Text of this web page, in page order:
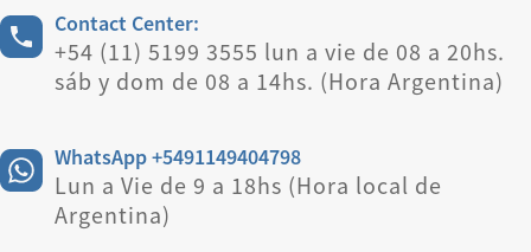
Contact Center:
+54 (11) 5199 3555 lun a vie de 08 a 20hs.
sáb y dom de 08 a 14hs. (Hora Argentina)
WhatsApp +5491149404798
Lun a Vie de 9 a 18hs (Hora local de
Argentina)